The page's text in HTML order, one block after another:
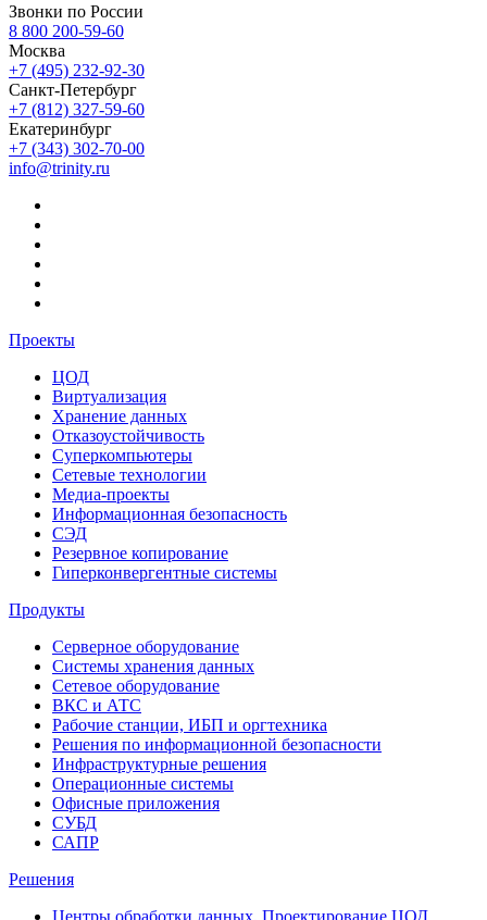
Звонки по России
8 800 200-59-60
Москва
+7 (495) 232-92-30
Санкт-Петербург
+7 (812) 327-59-60
Екатеринбург
+7 (343) 302-70-00
info@trinity.ru
Проекты
ЦОД
Виртуализация
Хранение данных
Отказоустойчивость
Суперкомпьютеры
Сетевые технологии
Медиа-проекты
Информационная безопасность
СЭД
Резервное копирование
Гиперконвергентные системы
Продукты
Серверное оборудование
Системы хранения данных
Сетевое оборудование
ВКС и АТС
Рабочие станции, ИБП и оргтехника
Решения по информационной безопасности
Инфраструктурные решения
Операционные системы
Офисные приложения
СУБД
САПР
Решения
Центры обработки данных. Проектирование ЦОД